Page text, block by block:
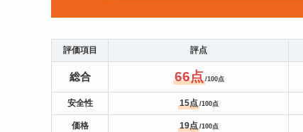
評価項目 評点
総合 66点 /100点
安全性 15点 /100点
価格 19点 /100点